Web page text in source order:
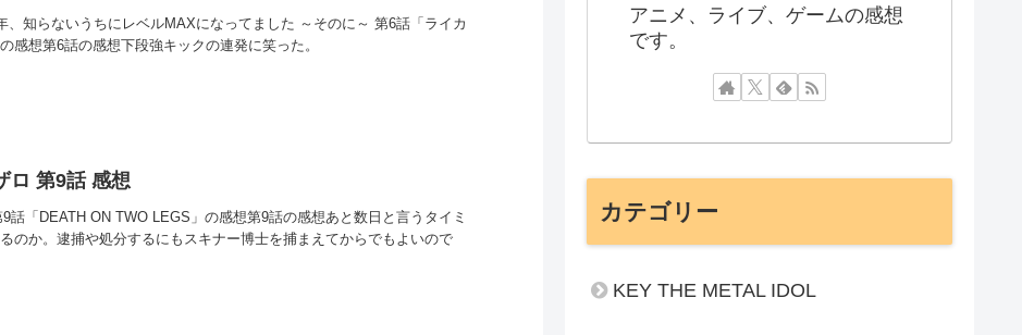
、知らないうちにレベルMAXになってました ～そのに～ 第6話「ライカ
感想第6話の感想下段強キックの連発に笑った。
ロ 第9話 感想
話「DEATH ON TWO LEGS」の感想第9話の感想あと数日と言うタイミ
のか。逮捕や処分するにもスキナー博士を捕まえてからでもよいので
アニメ、ライブ、ゲームの感想
です。
カテゴリー
KEY THE METAL IDOL